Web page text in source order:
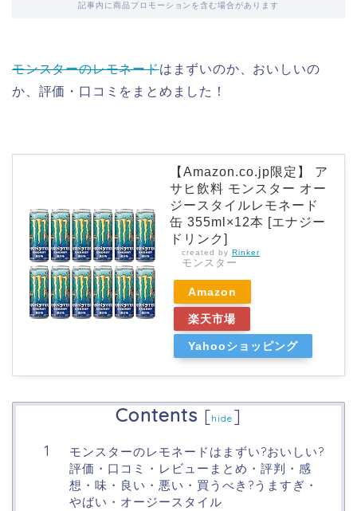
記事内に商品プロモーションを含む場合があります
モンスターのレモネードはまずいのか、おいしいの
か、評価・口コミをまとめました！
【Amazon.co.jp限定】 ア
サヒ飲料 モンスター オー
ジースタイルレモネード
缶 355ml×12本 [エナジー
ドリンク]
created by Rinker
モンスター
Amazon
楽天市場
Yahooショッピング
Contents [hide ]
モンスターのレモネードはまずい?おいしい?
評価・口コミ・レビューまとめ・評判・感
想・味・良い・悪い・買うべき?うますぎ・
やばい・オージースタイル